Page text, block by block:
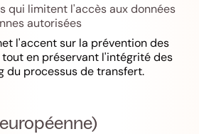
qui limitent l'accès aux données
autorisées
l'accent sur la prévention des
en préservant l'intégrité des
du processus de transfert.